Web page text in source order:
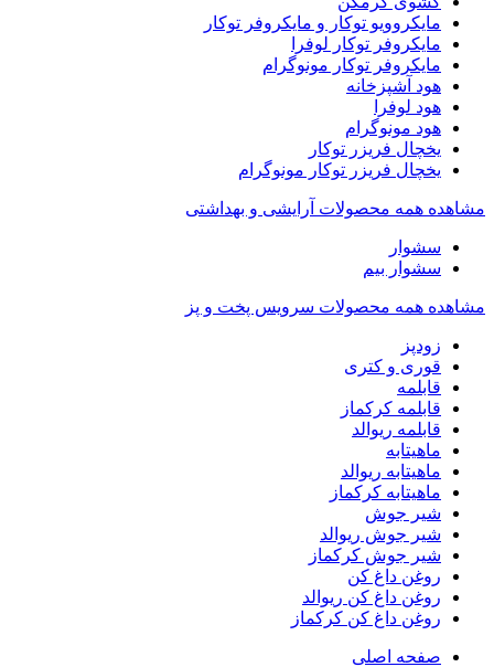
مایکروویو توکار و مایکروفر توکار
مایکروفر توکار لوفرا
مایکروفر توکار مونوگرام
هود آشپزخانه
هود لوفرا
هود مونوگرام
یخچال فریزر توکار
یخچال فریزر توکار مونوگرام
مشاهده همه محصولات آرایشی و بهداشتی
سشوار
سشوار بیم
مشاهده همه محصولات سرویس پخت و پز
زودپز
قوری و کتری
قابلمه
قابلمه کرکماز
قابلمه ریوالد
ماهیتابه
ماهیتابه ریوالد
ماهیتابه کرکماز
شیر جوش
شیر جوش ریوالد
شیر جوش کرکماز
روغن داغ کن
روغن داغ کن ریوالد
روغن داغ کن کرکماز
صفحه اصلی